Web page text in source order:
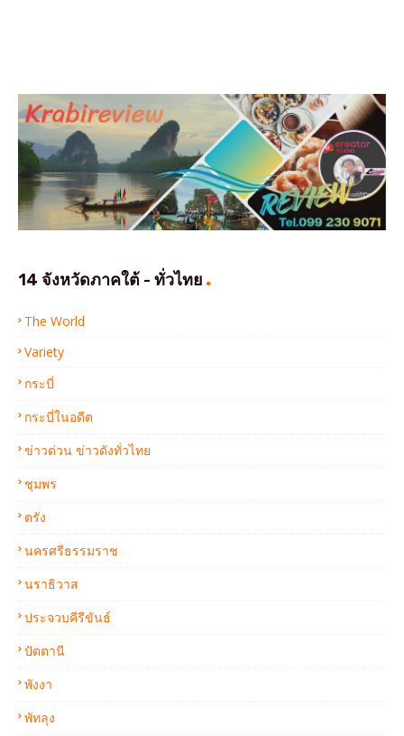
14 จังหวัดภาคใต้ - ทั่วไทย
The World
Variety
กระบี่
กระบี่ในอดีต
ข่าวด่วน ข่าวดังทั่วไทย
ชุมพร
ตรัง
นครศรีธรรมราช
นราธิวาส
ประจวบคีรีขันธ์
ปัตตานี
พังงา
พัทลุง